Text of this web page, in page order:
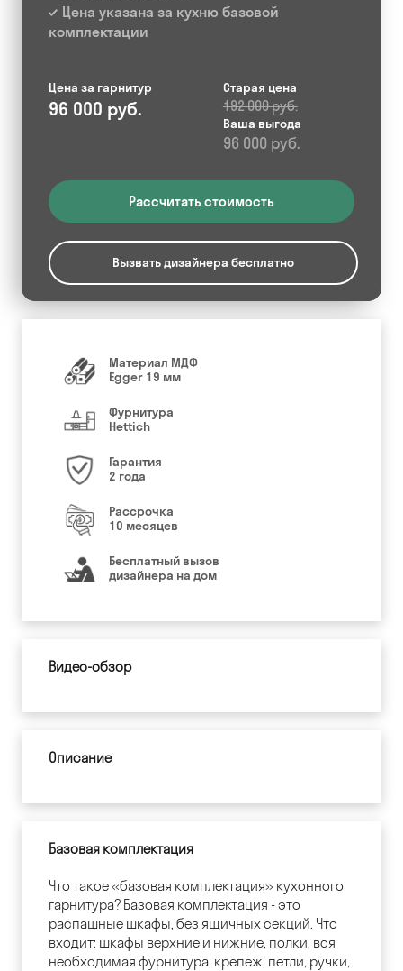
Цена указана за кухню базовой
комплектации
Цена за гарнитур
96 000 руб.
Старая цена
192 000 руб.
Ваша выгода
96 000 руб.
Рассчитать стоимость
Вызвать дизайнера бесплатно
Материал МДФ
Egger 19 мм
Фурнитура
Hettich
Гарантия
2 года
Рассрочка
10 месяцев
Бесплатный вызов
дизайнера на дом
Видео-обзор
Описание
Базовая комплектация
Что такое «базовая комплектация» кухонного
гарнитура? Базовая комплектация - это
распашные шкафы, без ящичных секций. Что
входит: шкафы верхние и нижние, полки, вся
необходимая фурнитура, крепёж, петли, ручки,